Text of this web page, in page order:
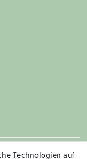
Technologien auf